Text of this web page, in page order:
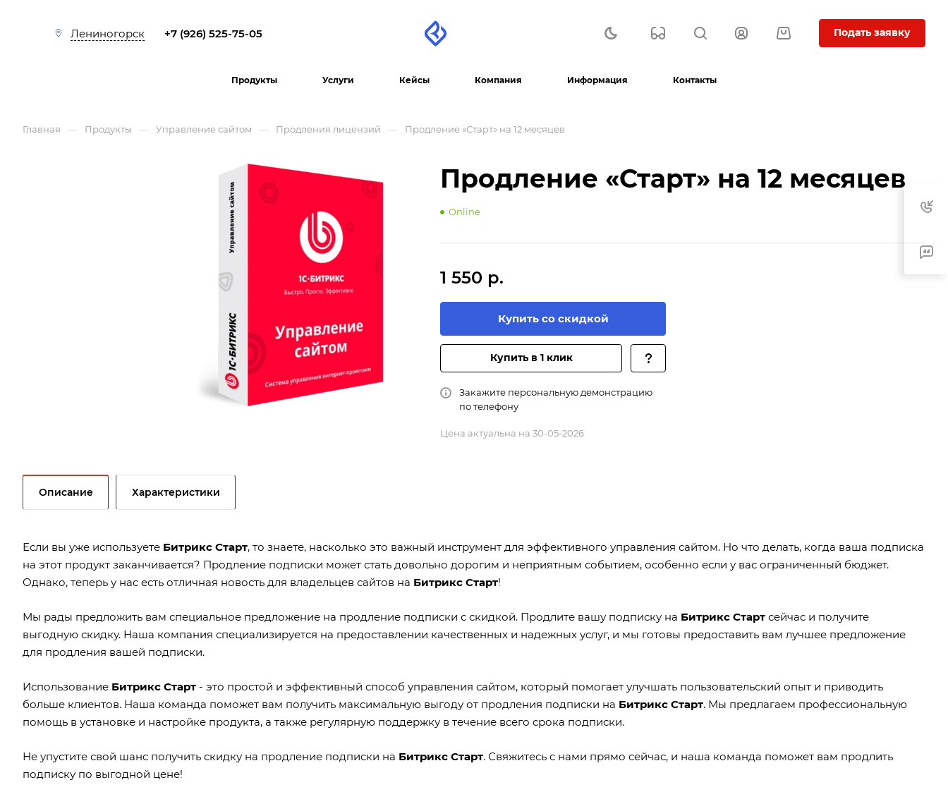
Лениногорск +7 (926) 525-75-05 Подать заявку
Продукты Услуги Кейсы Компания Информация Контакты
Главная — Продукты — Управление сайтом — Продления лицензий — Продление «Старт» на 12 месяцев
Продление «Старт» на 12 месяцев
Online
1 550 р.
Купить со скидкой
Купить в 1 клик
Закажите персональную демонстрацию
по телефону
Цена актуальна на 30-05-2026
Описание Характеристики
Если вы уже используете Битрикс Старт, то знаете, насколько это важный инструмент для эффективного управления сайтом. Но что делать, когда ваша подписка
на этот продукт заканчивается? Продление подписки может стать довольно дорогим и неприятным событием, особенно если у вас ограниченный бюджет.
Однако, теперь у нас есть отличная новость для владельцев сайтов на Битрикс Старт!
Мы рады предложить вам специальное предложение на продление подписки с скидкой. Продлите вашу подписку на Битрикс Старт сейчас и получите
выгодную скидку. Наша компания специализируется на предоставлении качественных и надежных услуг, и мы готовы предоставить вам лучшее предложение
для продления вашей подписки.
Использование Битрикс Старт - это простой и эффективный способ управления сайтом, который помогает улучшать пользовательский опыт и приводить
больше клиентов. Наша команда поможет вам получить максимальную выгоду от продления подписки на Битрикс Старт. Мы предлагаем профессиональную
помощь в установке и настройке продукта, а также регулярную поддержку в течение всего срока подписки.
Не упустите свой шанс получить скидку на продление подписки на Битрикс Старт. Свяжитесь с нами прямо сейчас, и наша команда поможет вам продлить
подписку по выгодной цене!